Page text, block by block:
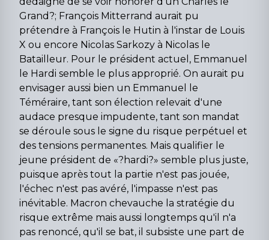
Grand?; François Mitterrand aurait pu
prétendre à François le Hutin à l'instar de Louis
X ou encore Nicolas Sarkozy à Nicolas le
Batailleur. Pour le président actuel, Emmanuel
le Hardi semble le plus appro­prié. On aurait pu
envisager aussi bien un Emmanuel le
Téméraire, tant son élection relevait d'une
audace presque impudente, tant son mandat
se déroule sous le signe du risque perpétuel et
des tensions permanentes. Mais qualifier le
jeune président de «?hardi?» semble plus juste,
puisque après tout la partie n'est pas jouée,
l'échec n'est pas avéré, l'impasse n'est pas
inévitable. Macron chevauche la stratégie du
risque extrême mais aussi longtemps qu'il n'a
pas renoncé, qu'il se bat, il subsiste une part de